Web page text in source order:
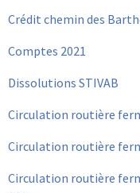
Crédit chemin des
Comptes 2021
Dissolutions STIVAB
Circulation routière
Circulation routière
Circulation routière